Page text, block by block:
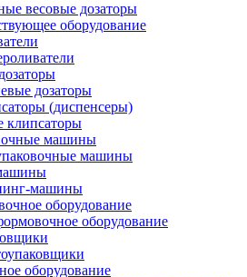
весовые дозаторы
оборудование
дозаторы
(диспенсеры)
клипсаторы
машины
машины
машины
оборудование
оборудование
оборудование